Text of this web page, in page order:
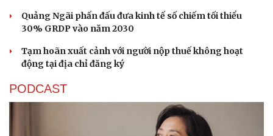
Quảng Ngãi phấn đấu đưa kinh tế số chiếm tối thiểu
30% GRDP vào năm 2030
Tạm hoãn xuất cảnh với người nộp thuế không hoạt
động tại địa chỉ đăng ký
PODCAST